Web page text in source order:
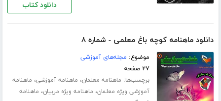
دانلود کتاب
دانلود ماهنامه کوچه باغ معلمی - شماره ۸
موضوع: مجله‌های آموزشی
۲۷ صفحه
برچسب‌ها: ماهنامه معلمان، ماهنامه آموزشی، ماهنامه
آموزشی ویژه معلمان، ماهنامه ویژه مربیان، ماهنامه